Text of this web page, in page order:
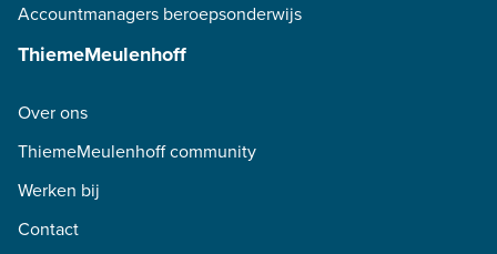
Accountmanagers beroepsonderwijs
ThiemeMeulenhoff
Over ons
ThiemeMeulenhoff community
Werken bij
Contact